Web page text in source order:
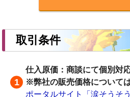
取引条件
仕入原価：商談にて個別対
※弊社の販売価格については
ポータルサイト「涙そうそ